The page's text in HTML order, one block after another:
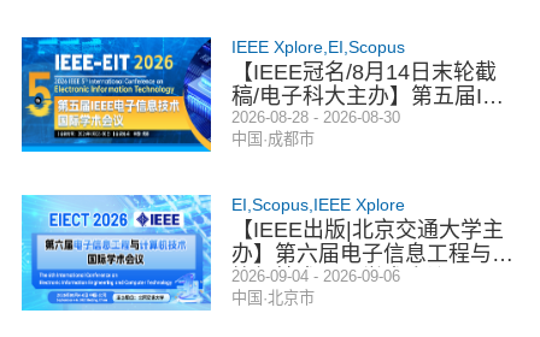
IEEE Xplore,EI,Scopus
【IEEE冠名/8月14日末轮截
稿/电子科大主办】第五届IEE
E电子信息技术国际学术会议
（EIT 2026）
2026-08-28 - 2026-08-30
中国·成都市
EI,Scopus,IEEE Xplore
【IEEE出版|北京交通大学主
办】第六届电子信息工程与计
算机技术国际学术会议（EIE
CT 2026）
2026-09-04 - 2026-09-06
中国·北京市